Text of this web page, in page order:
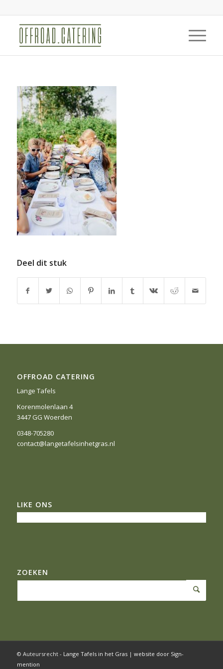
Deel dit stuk
OFFROAD CATERING
Lange Tafels
Korenmolenlaan 4
3447 GG Woerden
0348-705280
contact@langetafelsinhetgras.nl
LIKE ONS
ZOEKEN
© Auteursrecht - Lange Tafels in het Gras| website door Sign-
mention